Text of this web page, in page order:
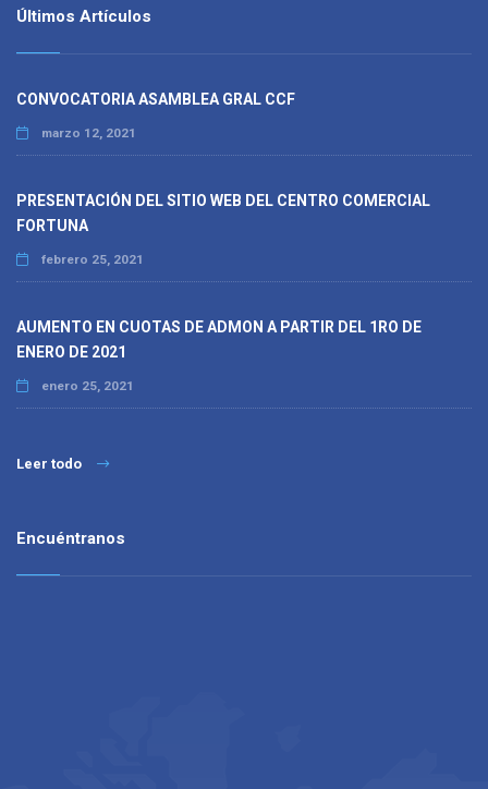
Últimos Artículos
CONVOCATORIA ASAMBLEA GRAL CCF
marzo 12, 2021
PRESENTACIÓN DEL SITIO WEB DEL CENTRO COMERCIAL
FORTUNA
febrero 25, 2021
AUMENTO EN CUOTAS DE ADMON A PARTIR DEL 1RO DE
ENERO DE 2021
enero 25, 2021
Leer todo
Encuéntranos